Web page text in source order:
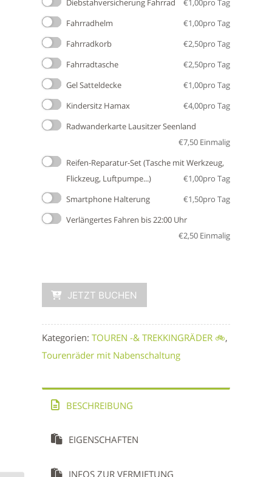
Fahrradhelm
€1,00pro Tag
Fahrradkorb
€2,50pro Tag
Fahrradtasche
€2,50pro Tag
Gel Satteldecke
€1,00pro Tag
Kindersitz Hamax
€4,00pro Tag
Radwanderkarte Lausitzer Seenland
€7,50 Einmalig
Reifen-Reparatur-Set (Tasche mit Werkzeug,
Flickzeug, Luftpumpe...)
€1,00pro Tag
Smartphone Halterung
€1,50pro Tag
Verlängertes Fahren bis 22:00 Uhr
€2,50 Einmalig
JETZT BUCHEN
Kategorien: TOUREN -& TREKKINGRÄDER 🚲,
Tourenräder mit Nabenschaltung
BESCHREIBUNG
EIGENSCHAFTEN
INFOS ZUR VERMIETUNG